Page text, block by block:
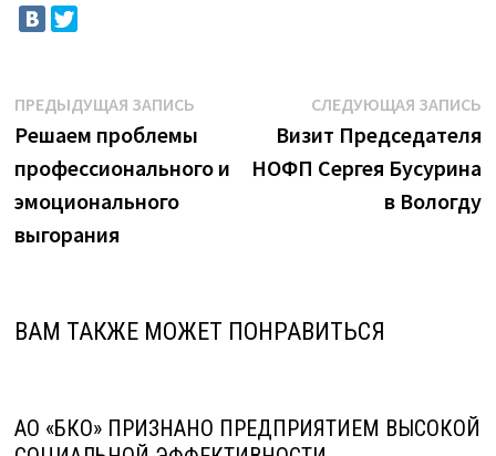
Навигация
по
записям
ПРЕДЫДУЩАЯ ЗАПИСЬ
запись:
Решаем проблемы
профессионального и
эмоционального
выгорания
СЛЕДУЮЩАЯ ЗАПИСЬ
Визит Председателя
НОФП Сергея Бусурина
в Вологду
ВАМ ТАКЖЕ МОЖЕТ ПОНРАВИТЬСЯ
АО «БКО» ПРИЗНАНО ПРЕДПРИЯТИЕМ ВЫСОКОЙ